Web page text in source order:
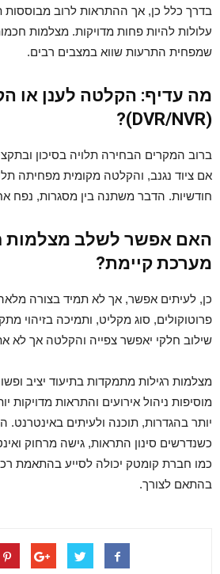
בדרך כלל כן, אך ההתראות לרוב מבוססות
עלולות להיות פחות מדויקות. מצלמות
שמפחית התרעות שווא במצבים רבים.
מה עדיף: הקלטה לענן או
(DVR/NVR)?
ברוב המקרים הבחירה תלויה בסיכון
אם ציוד נגנב, והקלטה מקומית מפחיתה
חודשיות. הדבר משתנה בין מסגרות, נפח
האם אפשר לשלב מצלמות
מערכת קיימת?
כן, לעיתים אפשר, אך לא תמיד בצורה
פרוטוקולים, סוג מקליט, ותמיכה בזיהוי
שילוב חלקי יאפשר צפייה והקלטה אך לא
מצלמות רגילות מתמקדות בתיעוד יציב
מוסיפות ניהול אירועים והתראות מדויקות
יותר בהגדרות, תוכנה ולעיתים
כשנדרשים סינון התראות, גישה מרחוק
כמו חברת קומטק יכולה לסייע בהתאמת
בהתאם לצורך.